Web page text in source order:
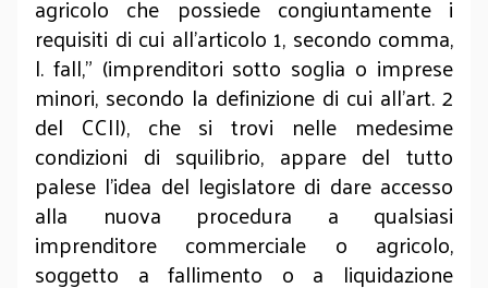
agricolo che possiede congiuntamente i
requisiti di cui all'articolo 1, secondo comma,
l. fall,” (imprenditori sotto soglia o imprese
minori, secondo la definizione di cui all’art. 2
del CCII), che si trovi nelle medesime
condizioni di squilibrio, appare del tutto
palese l’idea del legislatore di dare accesso
alla nuova procedura a qualsiasi
imprenditore commerciale o agricolo,
soggetto a fallimento o a liquidazione